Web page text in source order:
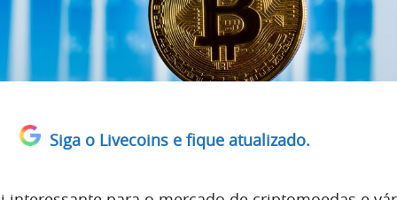
Siga o Livecoins e fique atualizado.